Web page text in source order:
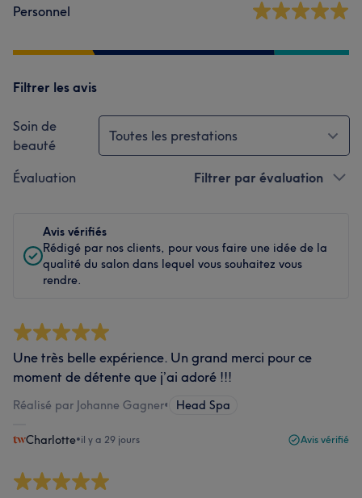
Personnel
Filtrer les avis
Soin de
beauté
Toutes les prestations
Évaluation Filtrer par évaluation
Avis vérifiés
Rédigé par nos clients, pour vous faire une idée de la
qualité du salon dans lequel vous souhaitez vous
rendre.
Une très belle expérience. Un grand merci pour ce
moment de détente que j’ai adoré !!!
Réalisé par Johanne Gagner• Head Spa
Charlotte•il y a 29 jours Avis vérifié